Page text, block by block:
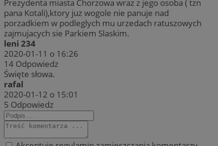
Prezydenta miasta Chorzowa wraz z jego osoba ( tzn
pana Kotali),ktory juz wogole nie panuje nad
porzadkiem w podleglych mu urzedach ratuszowych
zajmujacych sie Parkiem Slaskim.
leni 234
2020-01-11 o 16:26
14 Odpowiedz
Święte słowa.
rafal
2020-01-12 o 15:01
5 Odpowiedz